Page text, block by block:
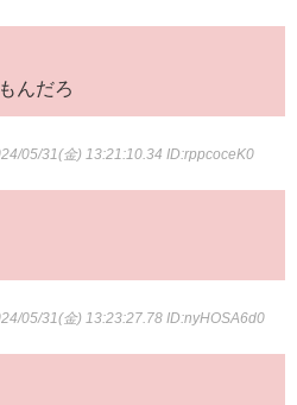
んだろ
05/31(金) 13:21:10.34 ID:rppcoceK0
05/31(金) 13:23:27.78 ID:nyHOSA6d0